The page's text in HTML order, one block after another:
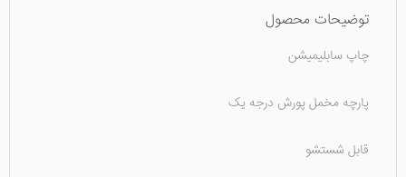
توضیحات محصول
چاپ سابلیمیشن
پارچه مخمل پورش درجه یک
قابل شستشو